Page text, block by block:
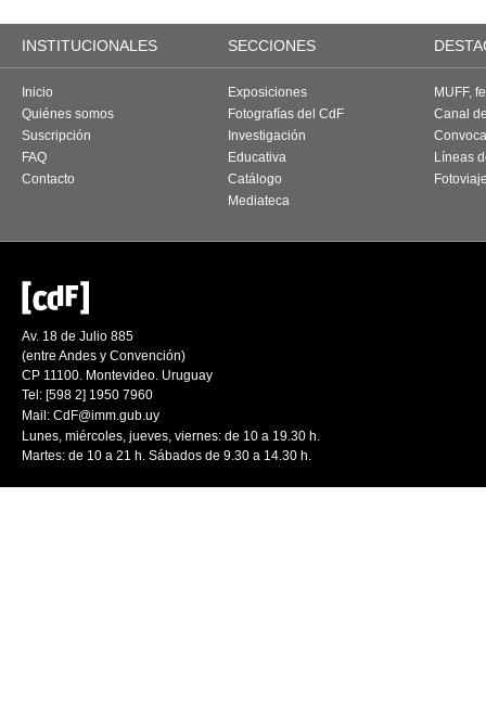
INSTITUCIONALES SECCIONES
Inicio
Quiénes somos
Suscripción
FAQ
Contacto
Exposiciones
Fotografías del CdF
Investigación
Educativa
Catálogo
Mediateca
MUFF,
Canal
Líneas
Av. 18 de Julio 885
(entre Andes y Convención)
CP 11100. Montevideo. Uruguay
Tel: [598 2] 1950 7960
Mail: CdF@imm.gub.uy
Lunes, miércoles, jueves, viernes: de 10 a 19.30 h.
Martes: de 10 a 21 h. Sábados de 9.30 a 14.30 h.